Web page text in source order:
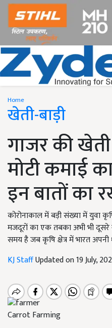
Home
खेती-बाड़ी
गाजर की
मोटी कमाई
इन बातों का
कोरोनाकाल में बड़ी संख्या में युवा
मजदूरों का एक तबका अभी भी दूसरे
समय है जब कृषि क्षेत्र में भारत
KJ StaffUpdated on 19 July,
Carrot Farming